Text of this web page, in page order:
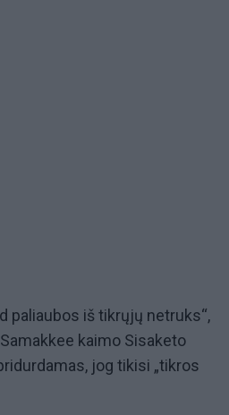
paliaubos iš tikrųjų netruks“,
kaimo Sisaketo
jog tikisi „tikros